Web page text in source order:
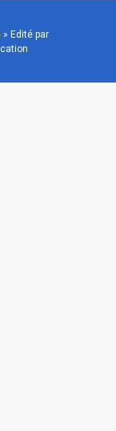
» Edité par